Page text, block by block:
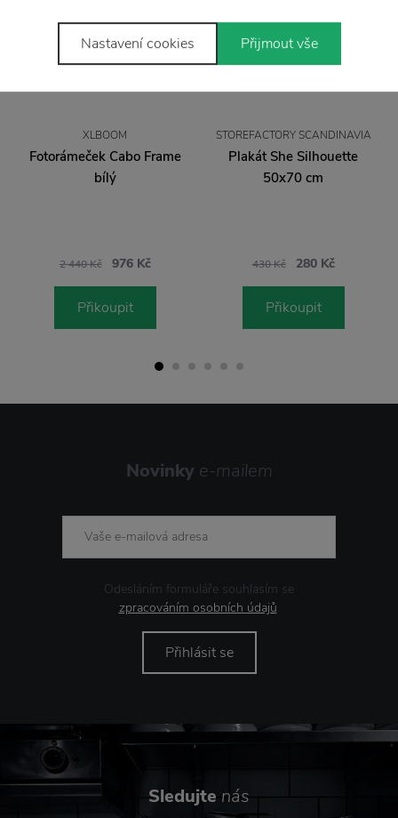
XLBOOM
Fotorámeček Cabo Frame
bílý
STOREFACTORY SCANDINAVIA
Plakát She Silhouette
50x70 cm
Novinky e-mailem
Odesláním formuláře souhlasím se
zpracováním osobních údajů.
Přihlásit se
Sledujte nás
Nastavení cookies Přijmout vše